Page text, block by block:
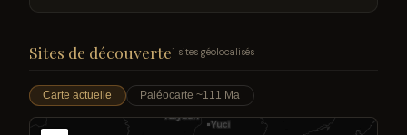
Sites de découverte1 sites géolocalisés
Carte actuelle Paléocarte ~111 Ma